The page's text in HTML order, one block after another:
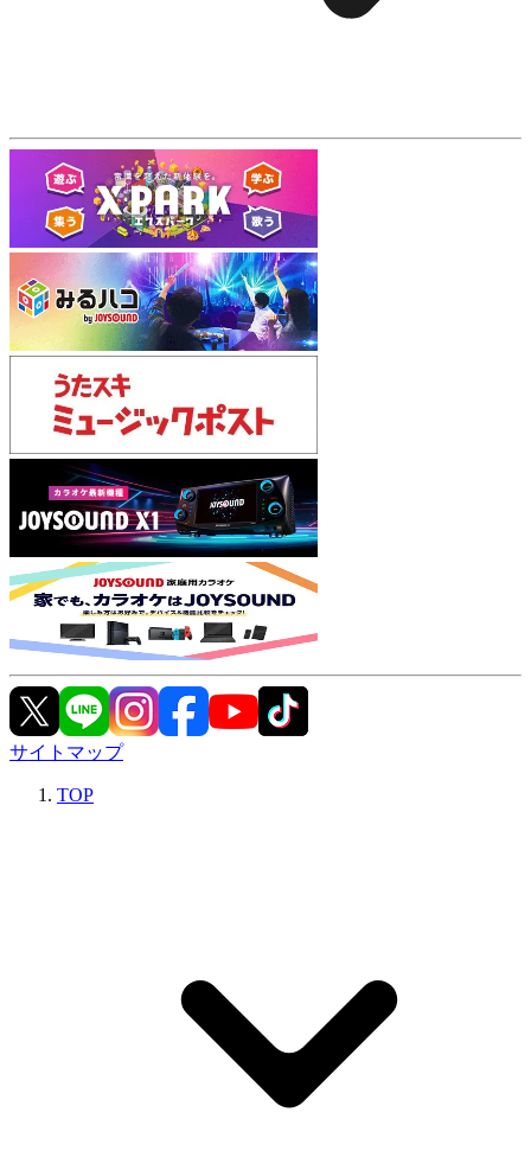
サイトマップ
TOP